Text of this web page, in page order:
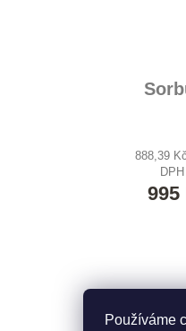
Používáme
888,39
DPH
995